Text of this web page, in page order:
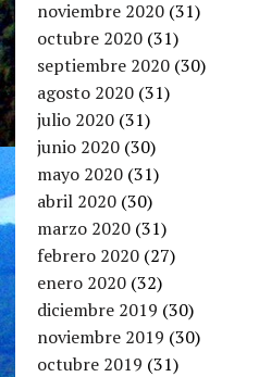
noviembre 2020(31)
octubre 2020(31)
septiembre 2020(30)
agosto 2020(31)
julio 2020(31)
junio 2020(30)
mayo 2020(31)
abril 2020(30)
marzo 2020(31)
febrero 2020(27)
enero 2020(32)
diciembre 2019 (30)
noviembre 2019 (30)
octubre 2019 (31)